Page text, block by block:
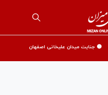
🟡 جنایت میدان علیخانی اصفهان